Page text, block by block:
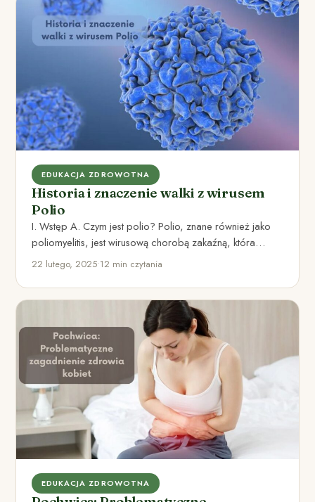
EDUKACJA ZDROWOTNA
Historia i znaczenie walki z wirusem
Polio
I. Wstęp A. Czym jest polio? Polio, znane również jako
poliomyelitis, jest wirusową chorobą zakaźną, która
atakuje układ…
22 lutego, 2025•12 min czytania
EDUKACJA ZDROWOTNA